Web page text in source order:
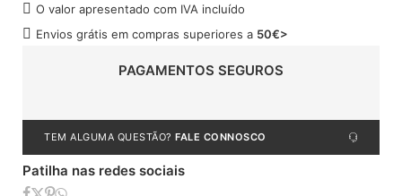
O valor apresentado com IVA incluído
Envios grátis em compras superiores a 50€>
PAGAMENTOS SEGUROS
TEM ALGUMA QUESTÃO? FALE CONNOSCO
Patilha nas redes sociais